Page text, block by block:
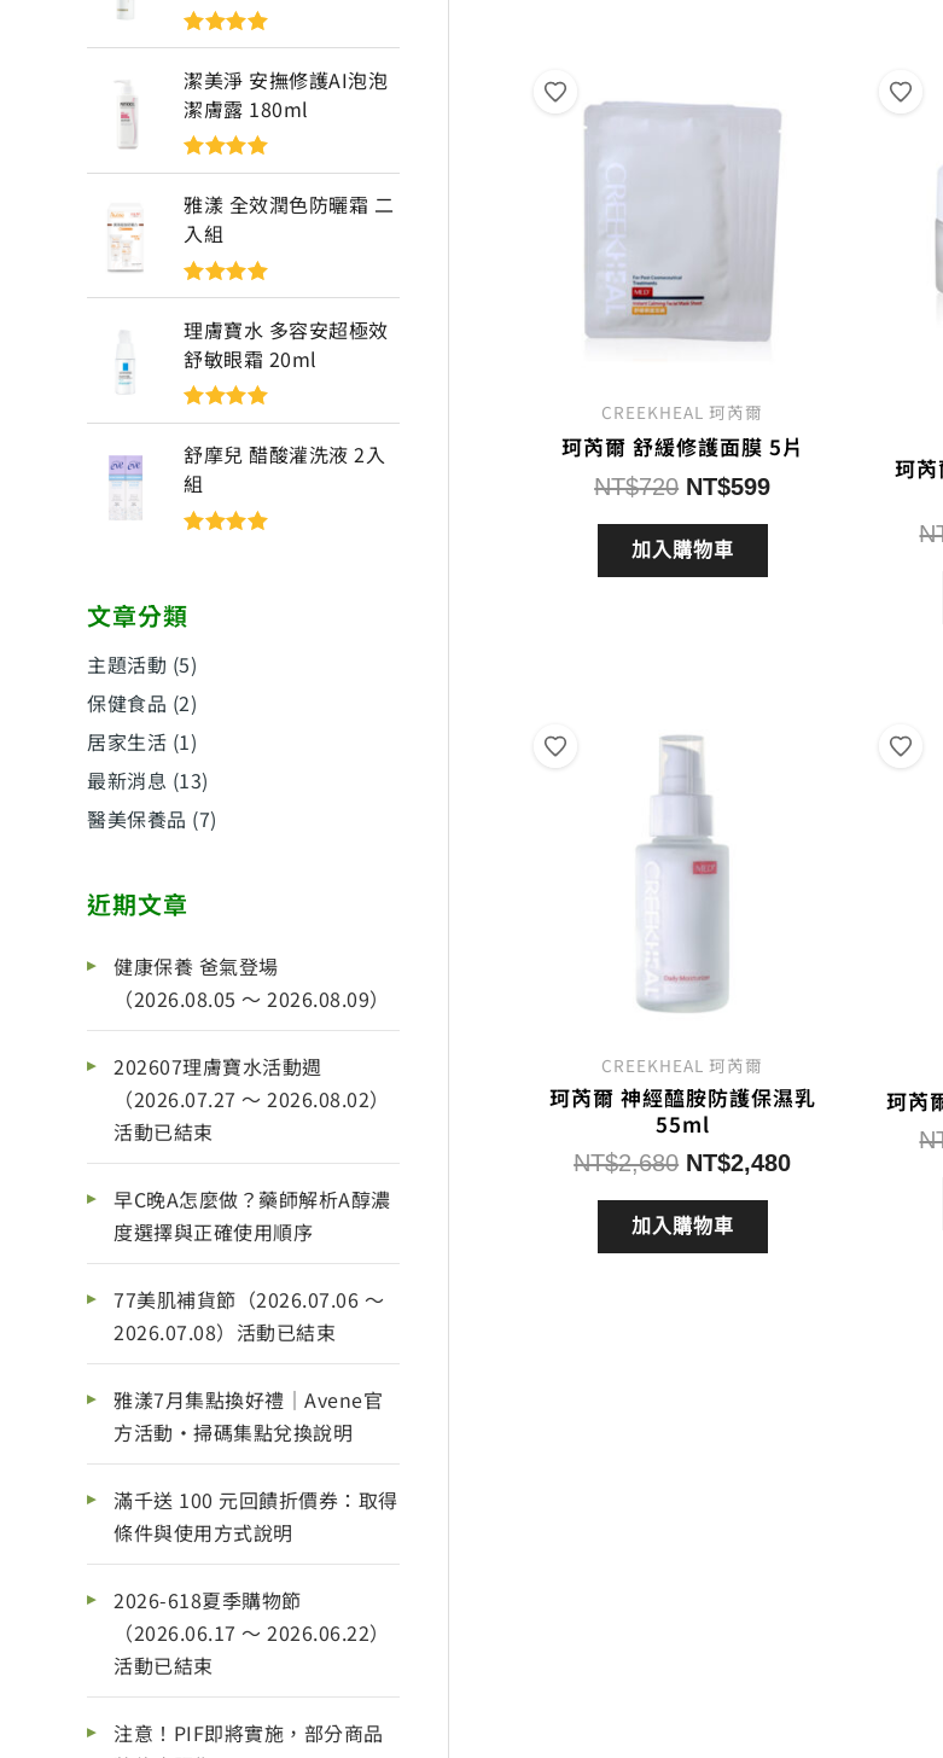
評分5滿分
5
潔美淨 安撫修護AI泡泡
潔膚露 180ml
評分5滿分
5
雅漾 全效潤色防曬霜 二
入組
評分5滿分
5
理膚寶水 多容安超極效
舒敏眼霜 20ml
評分5滿分
5
舒摩兒 醋酸灌洗液 2入
組
文章分類
主題活動 (5)
保健食品 (2)
居家生活 (1)
最新消息 (13)
醫美保養品 (7)
近期文章
健康保養 爸氣登場
（2026.08.05 ～ 2026.08.09）
202607理膚寶水活動週
（2026.07.27 ～ 2026.08.02）
活動已結束
早C晚A怎麼做？藥師解析A醇濃
度選擇與正確使用順序
77美肌補貨節（2026.07.06 ～
2026.07.08）活動已結束
雅漾7月集點換好禮｜Avene官
方活動・掃碼集點兌換說明
滿千送 100 元回饋折價券：取得
條件與使用方式說明
2026-618夏季購物節
（2026.06.17 ～ 2026.06.22）
活動已結束
注意！PIF即將實施，部分商品
CREEKHEAL 珂芮爾
珂芮爾 舒緩修護面膜 5片
NT$720 原
價
格：
NT$599目
加入購物車
珂
CREEKHEAL 珂芮爾
珂芮爾 神經醯胺防護保濕乳
55ml
NT$2,680 原
價
格：
NT$2,480目
加入購物車
珂芮